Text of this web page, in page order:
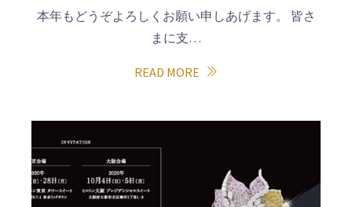
本年もどうぞよろしくお願い申しあげます。 皆さ
まに支…
READ MORE